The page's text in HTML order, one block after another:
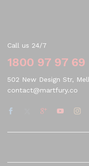
Call us 24/7
1800 97 97 69
502 New Design Str,
contact@martfury.co